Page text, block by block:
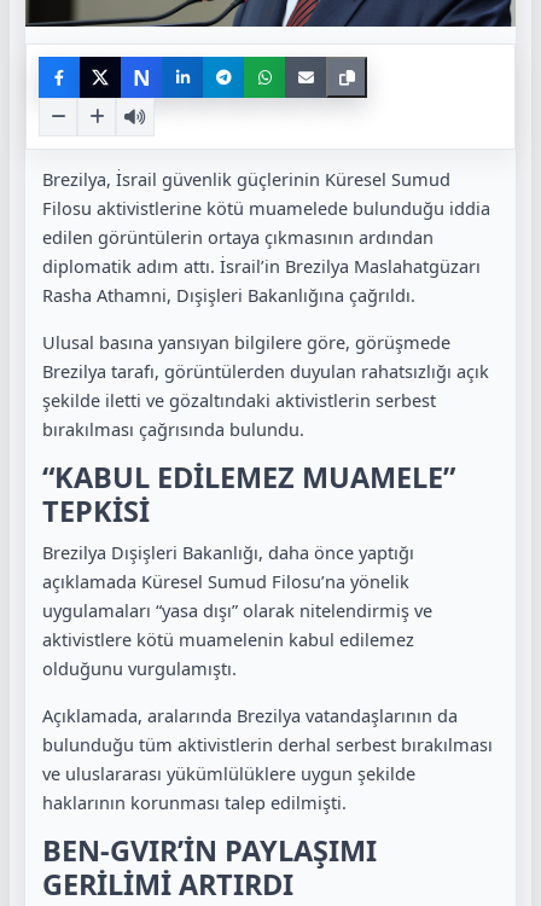
N
Brezilya, İsrail güvenlik güçlerinin Küresel Sumud
Filosu aktivistlerine kötü muamelede bulunduğu iddia
edilen görüntülerin ortaya çıkmasının ardından
diplomatik adım attı. İsrail’in Brezilya Maslahatgüzarı
Rasha Athamni, Dışişleri Bakanlığına çağrıldı.
Ulusal basına yansıyan bilgilere göre, görüşmede
Brezilya tarafı, görüntülerden duyulan rahatsızlığı açık
şekilde iletti ve gözaltındaki aktivistlerin serbest
bırakılması çağrısında bulundu.
“KABUL EDİLEMEZ MUAMELE”
TEPKİSİ
Brezilya Dışişleri Bakanlığı, daha önce yaptığı
açıklamada Küresel Sumud Filosu’na yönelik
uygulamaları “yasa dışı” olarak nitelendirmiş ve
aktivistlere kötü muamelenin kabul edilemez
olduğunu vurgulamıştı.
Açıklamada, aralarında Brezilya vatandaşlarının da
bulunduğu tüm aktivistlerin derhal serbest bırakılması
ve uluslararası yükümlülüklere uygun şekilde
haklarının korunması talep edilmişti.
BEN-GVIR’İN PAYLAŞIMI
GERİLİMİ ARTIRDI